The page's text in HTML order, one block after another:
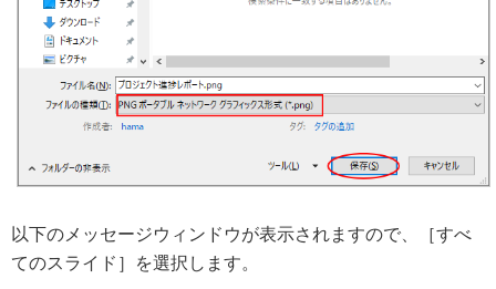
以下のメッセージウィンドウが表示されますので、［すべ
てのスライド］を選択します。